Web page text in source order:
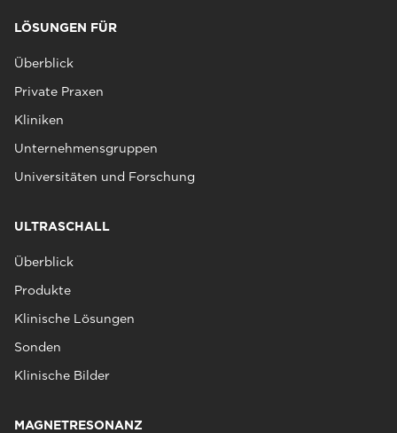
LÖSUNGEN FÜR
Überblick
Private Praxen
Kliniken
Unternehmensgruppen
Universitäten und Forschung
ULTRASCHALL
Überblick
Produkte
Klinische Lösungen
Sonden
Klinische Bilder
MAGNETRESONANZ